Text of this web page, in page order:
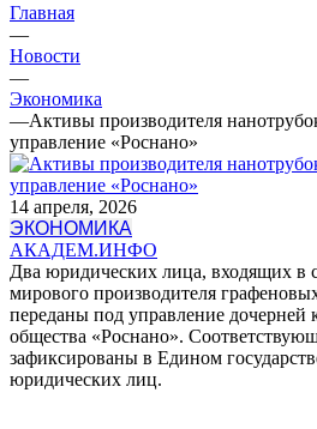
Главная
—
Новости
—
Экономика
—Активы производителя
управление «Роснано»
14 апреля, 2026
ЭКОНОМИКА
АКАДЕМ.ИНФО
Два юридических лица, входящих в
мирового производителя
переданы под управление дочерней
общества «Роснано».
зафиксированы в Едином
юридических лиц.